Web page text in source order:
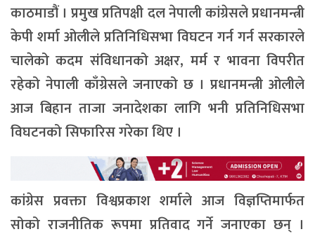
काठमाडौं । प्रमुख प्रतिपक्षी दल नेपाली कांग्रेसले प्रधानमन्त्री
केपी शर्मा ओलीले प्रतिनिधिसभा विघटन गर्न गर्न सरकारले
चालेको कदम संविधानको अक्षर, मर्म र भावना विपरीत
रहेको नेपाली काँग्रेसले जनाएको छ । प्रधानमन्त्री ओलीले
आज बिहान ताजा जनादेशका लागि भनी प्रतिनिधिसभा
विघटनको सिफारिस गरेका थिए ।
कांग्रेस प्रवक्ता विश्वप्रकाश शर्माले आज विज्ञप्तिमार्फत
सोको राजनीतिक रूपमा प्रतिवाद गर्ने जनाएका छन् ।